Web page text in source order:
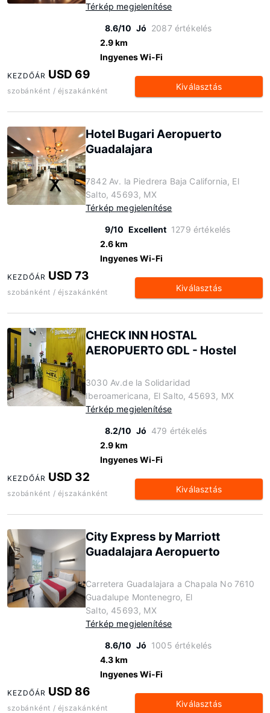
Térkép megjelenítése
8.6/10 Jó 2087 értékelés
2.9 km
Ingyenes Wi-Fi
KEZDŐÁR USD 69
szobánként / éjszakánként Kiválasztás
Hotel Bugari Aeropuerto
Guadalajara
7842 Av. la Piedrera Baja California, El
Salto, 45693, MX
Térkép megjelenítése
9/10 Excellent 1279 értékelés
2.6 km
Ingyenes Wi-Fi
KEZDŐÁR USD 73
szobánként / éjszakánként Kiválasztás
CHECK INN HOSTAL
AEROPUERTO GDL - Hostel
3030 Av.de la Solidaridad
Iberoamericana, El Salto, 45693, MX
Térkép megjelenítése
8.2/10 Jó 479 értékelés
2.9 km
Ingyenes Wi-Fi
KEZDŐÁR USD 32
szobánként / éjszakánként Kiválasztás
City Express by Marriott
Guadalajara Aeropuerto
Carretera Guadalajara a Chapala No 7610
Guadalupe Montenegro, El
Salto, 45693, MX
Térkép megjelenítése
8.6/10 Jó 1005 értékelés
4.3 km
Ingyenes Wi-Fi
KEZDŐÁR USD 86
szobánként / éjszakánként Kiválasztás